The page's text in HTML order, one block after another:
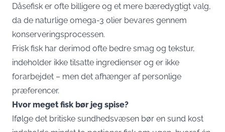
Dåsefisk er ofte billigere og et mere bæredygtigt valg,
da de naturlige omega-3 olier bevares gennem
konserveringsprocessen.
Frisk fisk har derimod ofte bedre smag og tekstur,
indeholder ikke tilsatte ingredienser og er ikke
forarbejdet – men det afhænger af personlige
præferencer.
Hvor meget fisk bør jeg spise?
Ifølge det britiske sundhedsvæsen bør en sund kost